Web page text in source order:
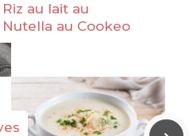
Riz au lait au
Nutella au Cookeo